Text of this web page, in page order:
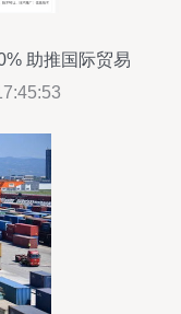
助推国际贸易